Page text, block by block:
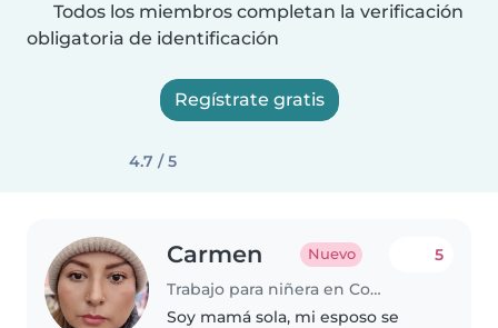
Todos los miembros completan la verificación
obligatoria de identificación
Regístrate gratis
4.7 / 5
Carmen Nuevo
Trabajo para niñera en Comas (Departamento de Lima)
5
Soy mamá sola, mi esposo se